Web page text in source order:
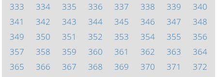
333
334 335 336 337 338 339
340
341
342 343 344 345 346 347
348
349
350 351 352 353 354 355
356
357
358 359 360 361 362 363
364
365
366 367 368 369 370 371
372